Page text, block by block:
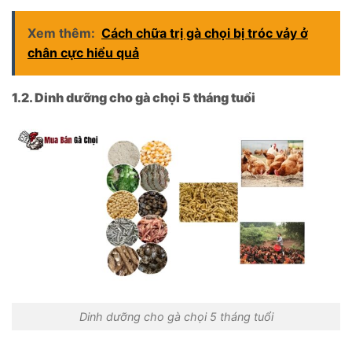
Xem thêm: Cách chữa trị gà chọi bị tróc vảy ở
chân cực hiểu quả
1.2. Dinh dưỡng cho gà chọi 5 tháng tuổi
Dinh dưỡng cho gà chọi 5 tháng tuổi